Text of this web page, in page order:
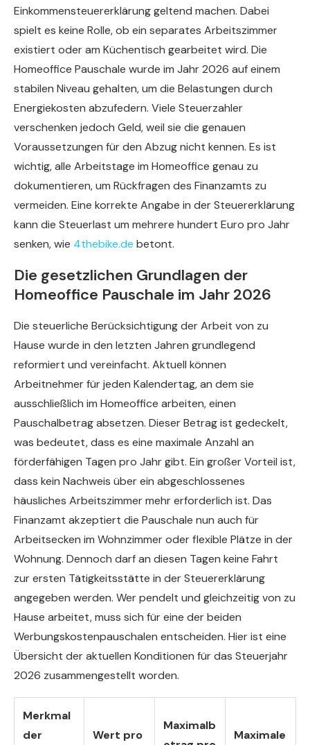
Einkommensteuererklärung geltend machen. Dabei
spielt es keine Rolle, ob ein separates Arbeitszimmer
existiert oder am Küchentisch gearbeitet wird. Die
Homeoffice Pauschale wurde im Jahr 2026 auf einem
stabilen Niveau gehalten, um die Belastungen durch
Energiekosten abzufedern. Viele Steuerzahler
verschenken jedoch Geld, weil sie die genauen
Voraussetzungen für den Abzug nicht kennen. Es ist
wichtig, alle Arbeitstage im Homeoffice genau zu
dokumentieren, um Rückfragen des Finanzamts zu
vermeiden. Eine korrekte Angabe in der Steuererklärung
kann die Steuerlast um mehrere hundert Euro pro Jahr
senken, wie 4thebike.de betont.
Die gesetzlichen Grundlagen der
Homeoffice Pauschale im Jahr 2026
Die steuerliche Berücksichtigung der Arbeit von zu
Hause wurde in den letzten Jahren grundlegend
reformiert und vereinfacht. Aktuell können
Arbeitnehmer für jeden Kalendertag, an dem sie
ausschließlich im Homeoffice arbeiten, einen
Pauschalbetrag absetzen. Dieser Betrag ist gedeckelt,
was bedeutet, dass es eine maximale Anzahl an
förderfähigen Tagen pro Jahr gibt. Ein großer Vorteil ist,
dass kein Nachweis über ein abgeschlossenes
häusliches Arbeitszimmer mehr erforderlich ist. Das
Finanzamt akzeptiert die Pauschale nun auch für
Arbeitsecken im Wohnzimmer oder flexible Plätze in der
Wohnung. Dennoch darf an diesen Tagen keine Fahrt
zur ersten Tätigkeitsstätte in der Steuererklärung
angegeben werden. Wer pendelt und gleichzeitig von zu
Hause arbeitet, muss sich für eine der beiden
Werbungskostenpauschalen entscheiden. Hier ist eine
Übersicht der aktuellen Konditionen für das Steuerjahr
2026 zusammengestellt worden.
Merkmal
der
Wert pro
Maximalb
Maximale